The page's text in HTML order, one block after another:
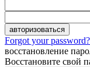
Forgot your
восстановление
Восстановите свой